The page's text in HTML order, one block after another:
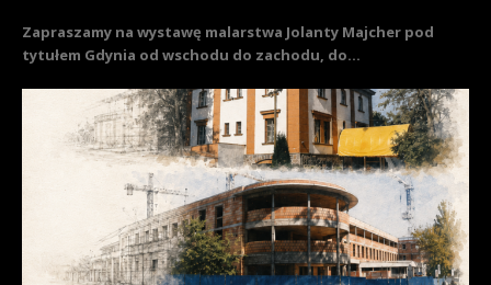
Zapraszamy na wystawę malarstwa Jolanty Majcher pod
tytułem Gdynia od wschodu do zachodu, do...